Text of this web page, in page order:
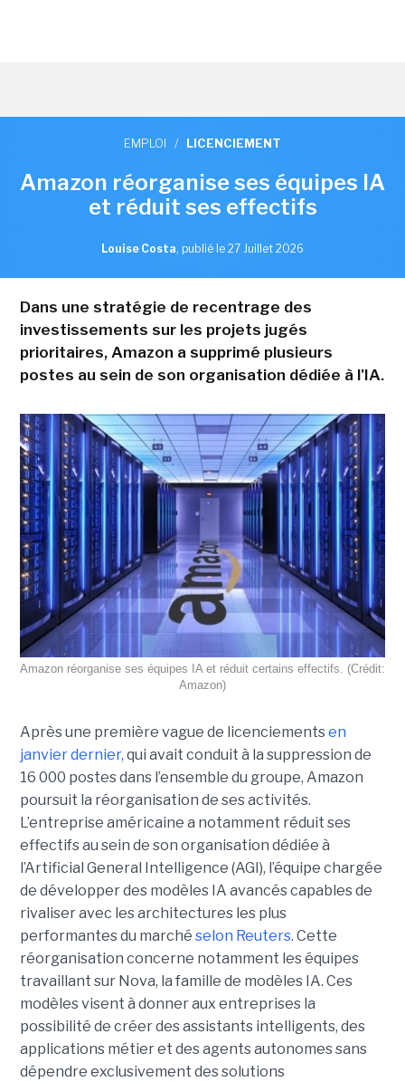
EMPLOI / LICENCIEMENT
Amazon réorganise ses équipes IA
et réduit ses effectifs
Louise Costa, publié le 27 Juillet 2026
Dans une stratégie de recentrage des
investissements sur les projets jugés
prioritaires, Amazon a supprimé plusieurs
postes au sein de son organisation dédiée à l'IA.
Amazon réorganise ses équipes IA et réduit certains effectifs. (Crédit:
Amazon)
Après une première vague de licenciementsen
janvier dernier, qui avait conduit à la suppression de
16 000 postes dans l’ensemble du groupe, Amazon
poursuit la réorganisation de ses activités.
L’entreprise américaine a notamment réduit ses
effectifs au sein de son organisation dédiée à
l’Artificial General Intelligence (AGI), l’équipe chargée
de développer des modèles IA avancés capables de
rivaliser avec les architectures les plus
performantes du marché selon Reuters. Cette
réorganisation concerne notamment les équipes
travaillant sur Nova, la famille de modèles IA. Ces
modèles visent à donner aux entreprises la
possibilité de créer des assistants intelligents, des
applications métier et des agents autonomes sans
dépendre exclusivement des solutions